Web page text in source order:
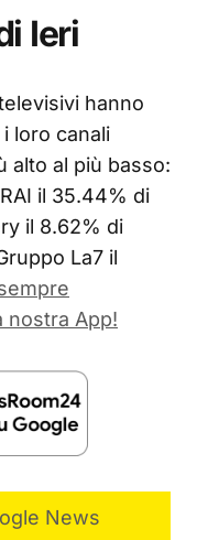
Ieri
hanno
loro canali
alto al più basso:
il 35.44% di
il 8.62% di
La7 il
nostra App!
News